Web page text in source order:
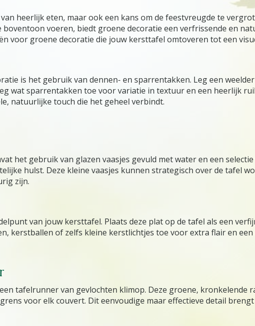
heerlijk eten, maar ook een kans om de feestvreugde te
voeren, biedt groene decoratie een verfrissende en
voor groene decoratie die jouw kersttafel omtoveren tot een
is het gebruik van dennen- en sparrentakken. Leg een
wat sparrentakken toe voor variatie in textuur en een heerlijk
natuurlijke touch die het geheel verbindt.
het gebruik van glazen vaasjes gevuld met water en een
hulst. Deze kleine vaasjes kunnen strategisch over de tafel
zijn.
van jouw kersttafel. Plaats deze plat op de tafel als een
kerstballen of zelfs kleine kerstlichtjes toe voor extra flair en
tafelrunner van gevlochten klimop. Deze groene, kronkelende
voor elk couvert. Dit eenvoudige maar effectieve detail